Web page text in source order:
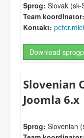
Sprog: Slovak (sk-
Team koordinator:
Kontakt:
Download
Slovenian
Joomla 6.x
Sprog: Slovenian